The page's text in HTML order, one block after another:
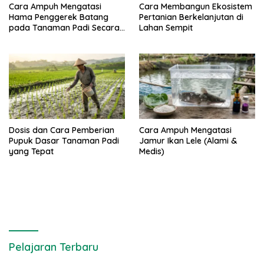
Cara Ampuh Mengatasi
Hama Penggerek Batang
pada Tanaman Padi Secara
Cara Membangun Ekosistem
Pertanian Berkelanjutan di
Lahan Sempit
Dosis dan Cara Pemberian
Pupuk Dasar Tanaman Padi
yang Tepat
Cara Ampuh Mengatasi
Jamur Ikan Lele (Alami &
Medis)
Pelajaran Terbaru